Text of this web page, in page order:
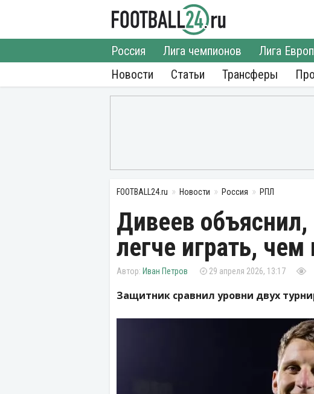
Новости
Россия Лига чемпионов Лига
Статьи
Трансферы
FOOTBALL24.ru Новости Россия РПЛ
Дивеев
легче играть,
Иван Петров 29 апреля 2026, 13:17
Защитник сравнил уровни двух